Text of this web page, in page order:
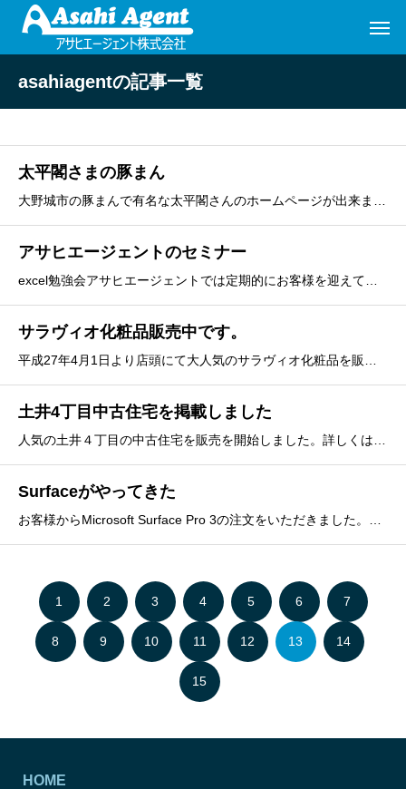
asahiagentの記事一覧
太平閣さまの豚まん
アサヒエージェントのセミナー
サラヴィオ化粧品販売中です。
土井4丁目中古住宅を掲載しました
Surfaceがやってきた
1 2 3 4 5 6 7
8 9 10 11 12 13 14
15
HOME